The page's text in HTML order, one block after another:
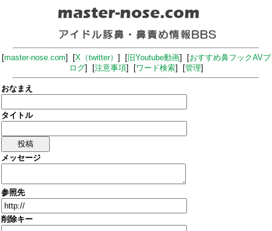
[master-nose.com] [X（twitter） ] [旧Youtube動画] [おすすめ鼻フックAVブ
ログ] [注意事項] [ワード検索] [管理]
おなまえ
タイトル
メッセージ
参照先
削除キー